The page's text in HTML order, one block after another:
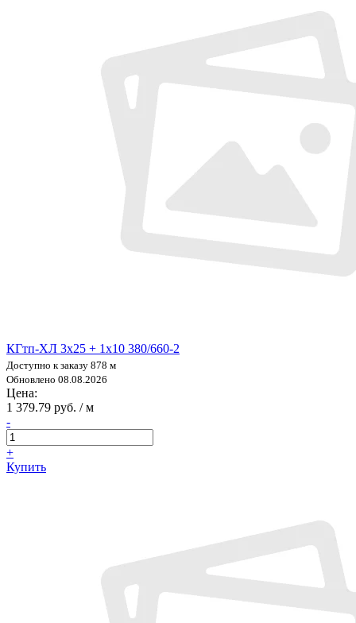
КГтп-ХЛ 3х25 + 1х10 380/660-2
Доступно к заказу 878 м
Обновлено 08.08.2026
Цена:
1 379.79 руб. / м
-
+
Купить